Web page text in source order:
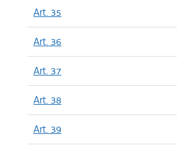
Art. 35
Art. 36
Art. 37
Art. 38
Art. 39